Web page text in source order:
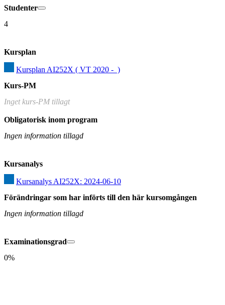
Studenter
4
Kursplan
Kursplan AI252X ( VT 2020 -  )
Kurs-PM
Inget kurs-PM tillagt
Obligatorisk inom program
Ingen information tillagd
Kursanalys
Kursanalys AI252X: 2024-06-10
Förändringar som har införts till den här kursomgången
Ingen information tillagd
Examinationsgrad
0%